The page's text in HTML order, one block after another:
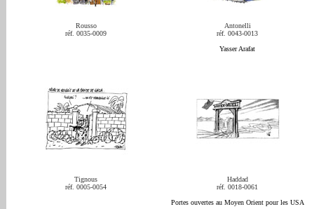
Rousso
réf. 0035-0009
Antonelli
réf. 0043-0013
Yasser Arafat
Tignous
réf. 0005-0054
Haddad
réf. 0018-0061
Portes ouvertes au Moyen Orient pour les USA